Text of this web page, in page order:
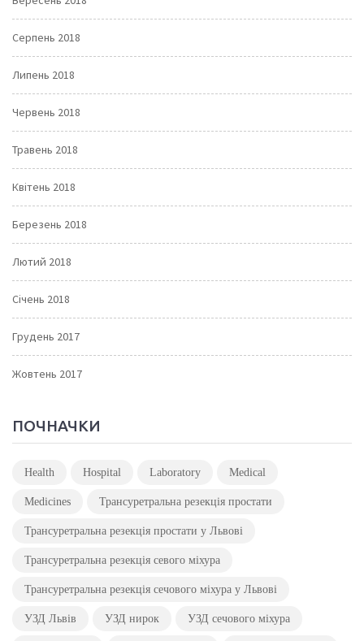
Серпень 2018
Липень 2018
Червень 2018
Травень 2018
Квітень 2018
Березень 2018
Лютий 2018
Січень 2018
Грудень 2017
Жовтень 2017
ПОЧНАЧКИ
Health Hospital Laboratory Medical
Medicines Трансуретральна резекція простати
Трансуретральна резекція простати у Львові
Трансуретральна резекція севого міхура
Трансуретральна резекція сечового міхура у Львові
УЗД Львів УЗД нирок УЗД сечового міхура